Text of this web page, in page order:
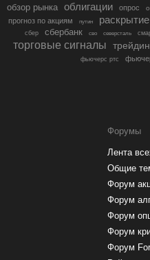
обзор рынка облигации опрос
прогноз по акциям
путин
сбер сбербанк сво северсталь
торговые сигналы
фьючерс ртс
Форумы
Лента
Общие
Форум
Форум
Форум
Форум
Форум